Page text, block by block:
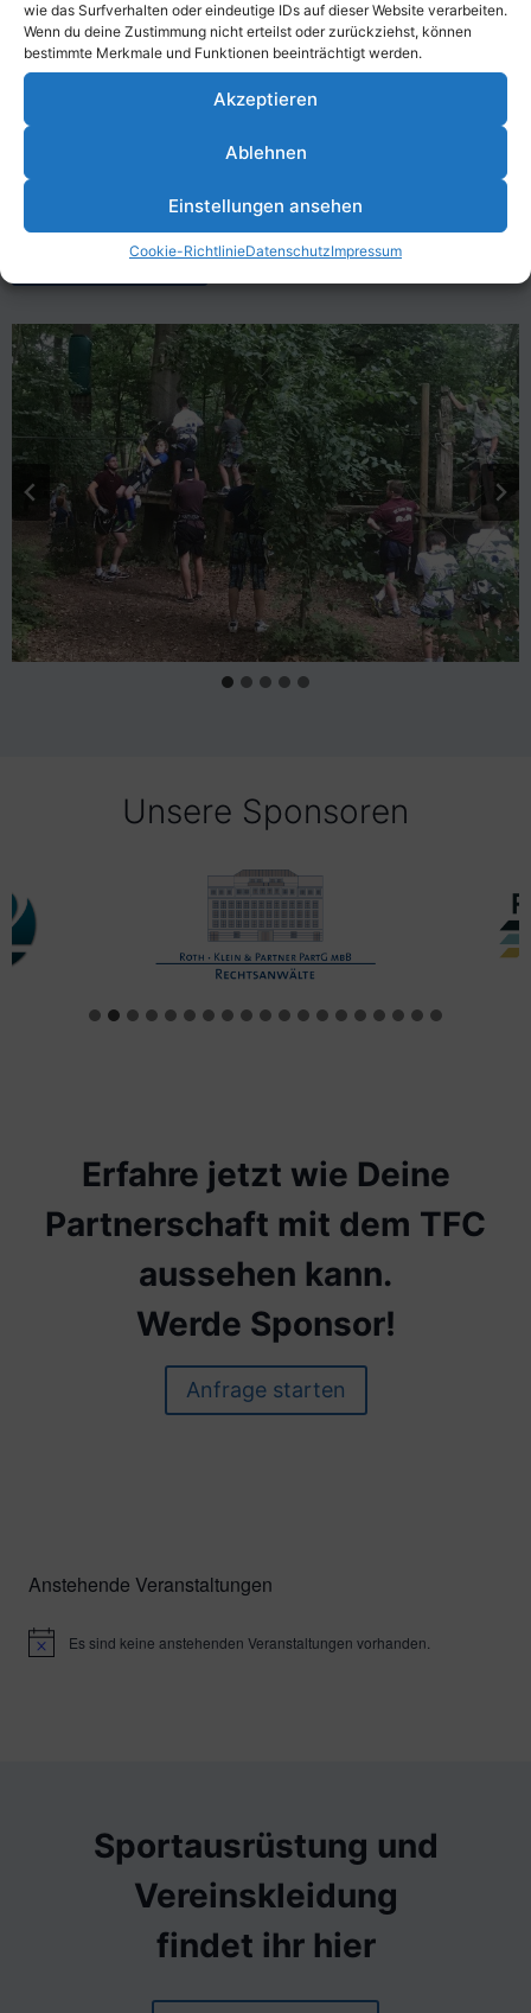
wie das Surfverhalten oder eindeutige IDs auf dieser Website verarbeiten.
Wenn du deine Zustimmung nicht erteilst oder zurückziehst, können
bestimmte Merkmale und Funktionen beeinträchtigt werden.
Akzeptieren
Ablehnen
Einstellungen ansehen
Cookie-RichtlinieDatenschutzImpressum
Beachvolleyball, Rudern, Boule und viele mehr
ausprobieren. Schon mal Viet Vo Dao versucht?
Dann kommt in unsere Sportcamp und versucht’s!
Sichert euch die letzten Plätze, bevor sie weg sind!
Wir freuen uns auf Euch!
Zur Anmeldung
Unsere Sponsoren
Erfahre jetzt wie Deine
Partnerschaft mit dem TFC
aussehen kann.
Werde Sponsor!
Anfrage starten
Anstehende Veranstaltungen
HinweisEs sind keine anstehenden Veranstaltungen vorhanden.
Sportausrüstung und
Vereinskleidung
findet ihr hier